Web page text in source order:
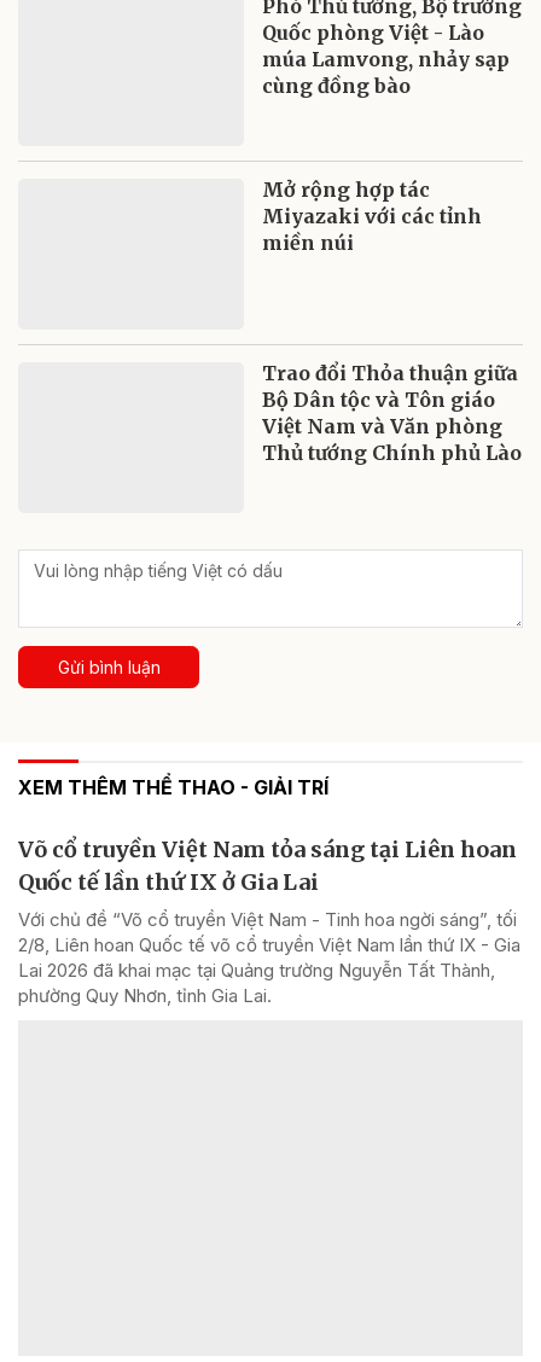
Phó Thủ tướng, Bộ trưởng
Quốc phòng Việt - Lào
múa Lamvong, nhảy sạp
cùng đồng bào
Mở rộng hợp tác
Miyazaki với các tỉnh
miền núi
Trao đổi Thỏa thuận giữa
Bộ Dân tộc và Tôn giáo
Việt Nam và Văn phòng
Thủ tướng Chính phủ Lào
Gửi bình luận
XEM THÊM THỂ THAO - GIẢI TRÍ
Võ cổ truyền Việt Nam tỏa sáng tại Liên hoan
Quốc tế lần thứ IX ở Gia Lai
Với chủ đề “Võ cổ truyền Việt Nam - Tinh hoa ngời sáng”, tối
2/8, Liên hoan Quốc tế võ cổ truyền Việt Nam lần thứ IX - Gia
Lai 2026 đã khai mạc tại Quảng trường Nguyễn Tất Thành,
phường Quy Nhơn, tỉnh Gia Lai.